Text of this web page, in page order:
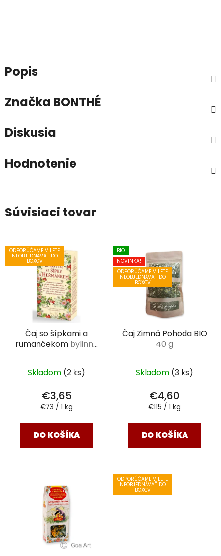
Popis
Značka BONTHÉ
Diskusia
Hodnotenie
Súvisiaci tovar
ODPORÚČAME V LETE
NEOBJEDNÁVAŤ DO
BOXOV
Čaj so šípkami a
rumančekom bylinný
Skladom (2 ks)
€3,65
Jednotková
€73 / 1 kg
DO KOŠÍKA
BIO
NOVINKA!
ODPORÚČAME V LETE
NEOBJEDNÁVAŤ DO
BOXOV
Čaj Zimná Pohoda BIO
40 g
Skladom (3 ks)
€4,60
Jednotková
€115 / 1 kg
DO KOŠÍKA
ODPORÚČAME V LETE
NEOBJEDNÁVAŤ DO
BOXOV